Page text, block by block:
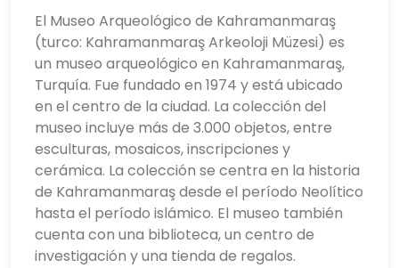
El Museo Arqueológico de Kahramanmaraş
(turco: Kahramanmaraş Arkeoloji Müzesi) es
un museo arqueológico en Kahramanmaraş,
Turquía. Fue fundado en 1974 y está ubicado
en el centro de la ciudad. La colección del
museo incluye más de 3.000 objetos, entre
esculturas, mosaicos, inscripciones y
cerámica. La colección se centra en la historia
de Kahramanmaraş desde el período Neolítico
hasta el período islámico. El museo también
cuenta con una biblioteca, un centro de
investigación y una tienda de regalos.